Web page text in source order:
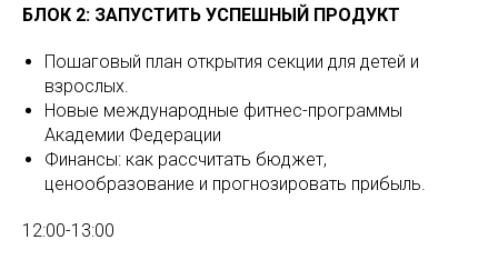
БЛОК 2: ЗАПУСТИТЬ УСПЕШНЫЙ ПРОДУКТ
Пошаговый план открытия секции для детей и
взрослых.
Новые международные фитнес-программы
Академии Федерации
Финансы: как рассчитать бюджет,
ценообразование и прогнозировать прибыль.
12:00-13:00